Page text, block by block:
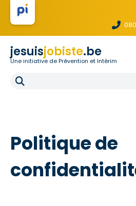
jesuisjobiste.be
Une initiative de Prévention et Intérim
Pour les agences
Politique de